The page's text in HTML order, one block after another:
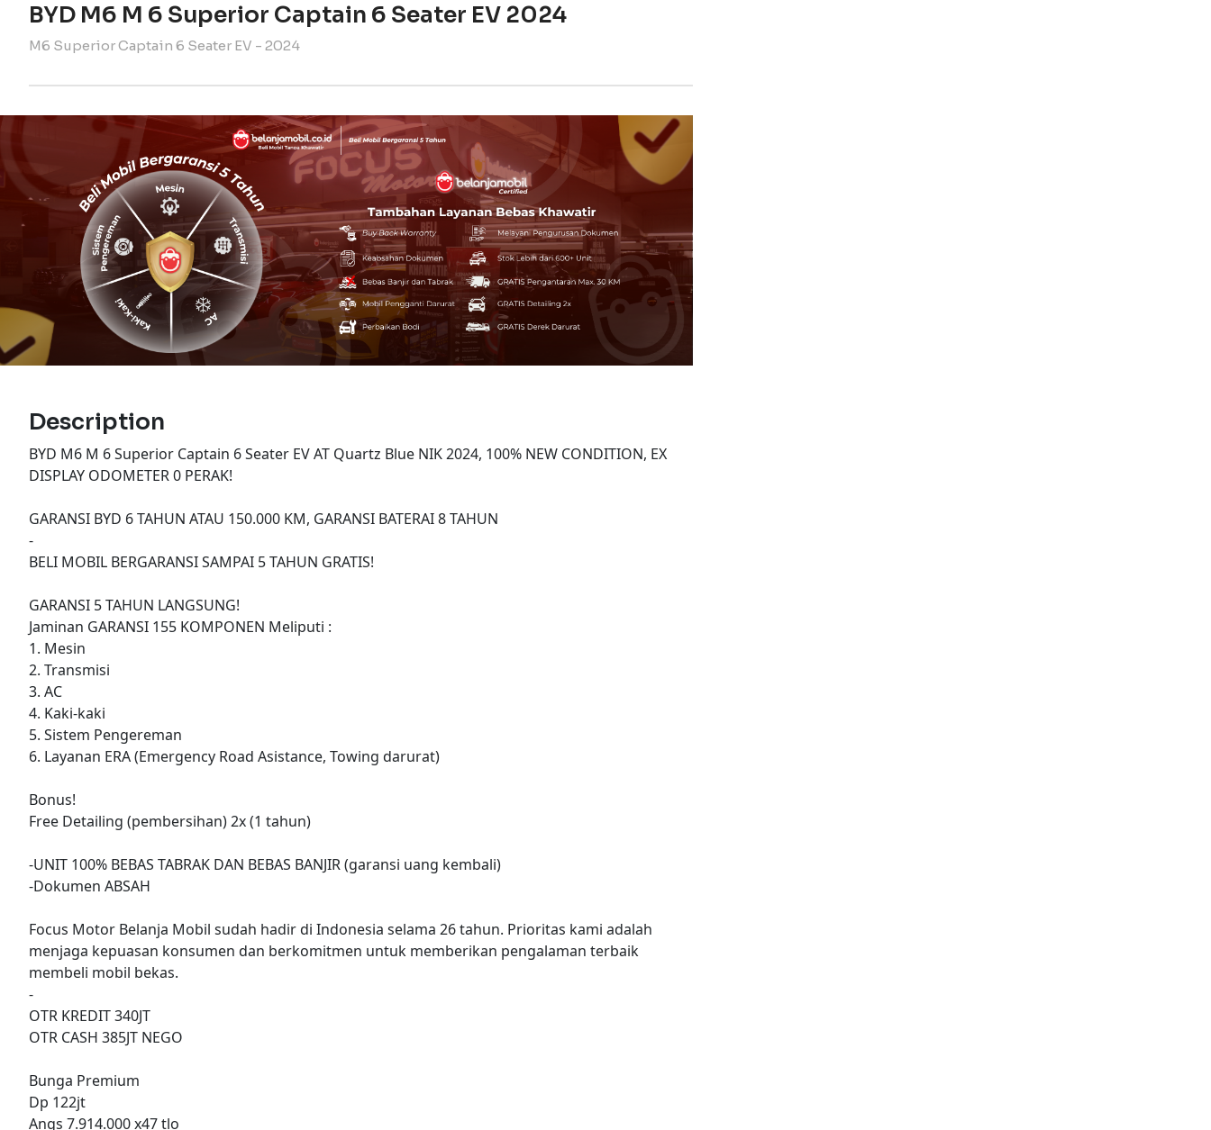
BYD M6 M 6 Superior Captain 6 Seater EV 2024
M6 Superior Captain 6 Seater EV - 2024
Description
BYD M6 M 6 Superior Captain 6 Seater EV AT Quartz Blue NIK 2024, 100% NEW CONDITION, EX
DISPLAY ODOMETER 0 PERAK!
GARANSI BYD 6 TAHUN ATAU 150.000 KM, GARANSI BATERAI 8 TAHUN
-
BELI MOBIL BERGARANSI SAMPAI 5 TAHUN GRATIS!
GARANSI 5 TAHUN LANGSUNG!
Jaminan GARANSI 155 KOMPONEN Meliputi :
1. Mesin
2. Transmisi
3. AC
4. Kaki-kaki
5. Sistem Pengereman
6. Layanan ERA (Emergency Road Asistance, Towing darurat)
Bonus!
Free Detailing (pembersihan) 2x (1 tahun)
-UNIT 100% BEBAS TABRAK DAN BEBAS BANJIR (garansi uang kembali)
-Dokumen ABSAH
Focus Motor Belanja Mobil sudah hadir di Indonesia selama 26 tahun. Prioritas kami adalah
menjaga kepuasan konsumen dan berkomitmen untuk memberikan pengalaman terbaik
membeli mobil bekas.
-
OTR KREDIT 340JT
OTR CASH 385JT NEGO
Bunga Premium
Dp 122jt
Angs 7.914.000 x47 tlo